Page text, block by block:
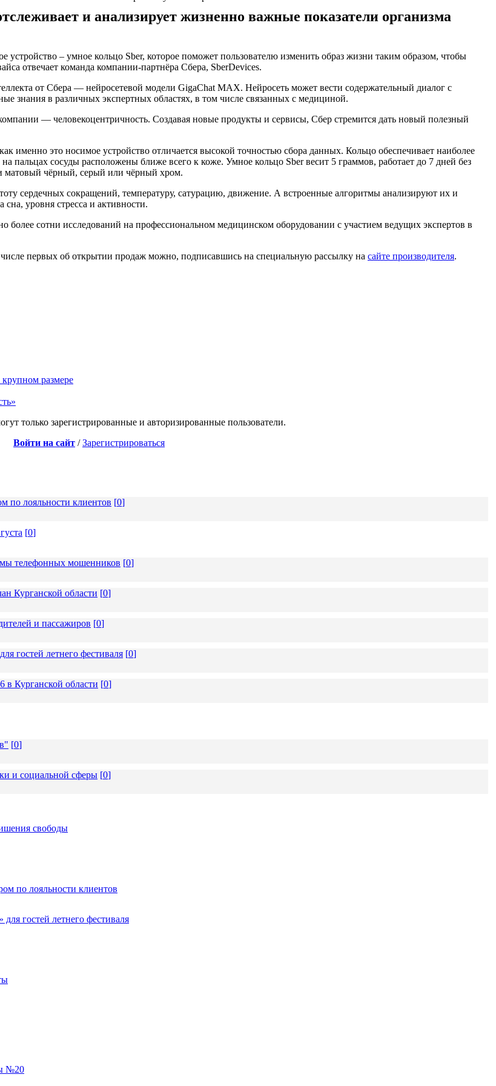
и анализирует жизненно важные показатели организма
– умное кольцо Sber, которое поможет пользователю изменить образ жизни таким образом, чтобы
отвечает команда компании-партнёра Сбера, SberDevices.
от Сбера — нейросетевой модели GigaChat MAX. Нейросеть может вести содержательный диалог с
знания в различных экспертных областях, в том числе связанных с медициной.
— человекоцентричность. Создавая новые продукты и сервисы, Сбер стремится дать новый полезный
именно это носимое устройство отличается высокой точностью сбора данных. Кольцо обеспечивает наиболее
пальцах сосуды расположены ближе всего к коже. Умное кольцо Sber весит 5 граммов, работает до 7 дней без
матовый чёрный, серый или чёрный хром.
сердечных сокращений, температуру, сатурацию, движение. А встроенные алгоритмы анализируют их и
уровня стресса и активности.
более сотни исследований на профессиональном медицинском оборудовании с участием ведущих экспертов в
первых об открытии продаж можно, подписавшись на специальную рассылку на сайте производителя.
размере
только зарегистрированные и авторизированные пользователи.
Войти на сайт /Зарегистрироваться
по лояльности клиентов [0]
[0]
телефонных мошенников [0]
Курганской области [0]
и пассажиров [0]
гостей летнего фестиваля [0]
в Курганской области [0]
[0]
и социальной сферы [0]
свободы
по лояльности клиентов
гостей летнего фестиваля
№20